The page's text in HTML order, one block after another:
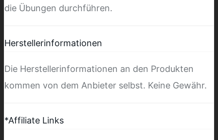
die Übungen durchführen.
Herstellerinformationen
Die Herstellerinformationen an den Produkten
kommen von dem Anbieter selbst. Keine Gewähr.
*Affiliate Links